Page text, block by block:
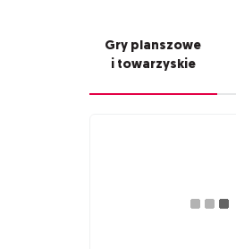
Gry planszowe
i towarzyskie